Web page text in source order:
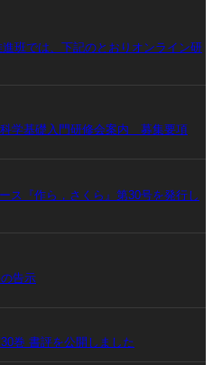
班では、下記のとおりオンライン研
学基礎入門研修会案内 募集要項
ス『作ら，さくら』第30号を発行し
告示
巻 書評を公開しました